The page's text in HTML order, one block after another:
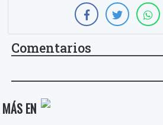
Comentarios
MÁS EN